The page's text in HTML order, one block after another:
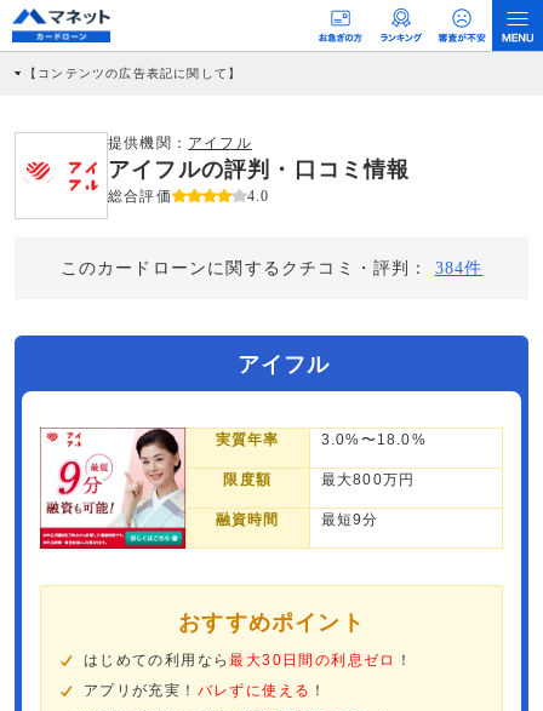
【コンテンツの広告表記に関して】
社に対して企業から紹介報酬が支払われるという収益モデルです。 ただし、特定の
商品を根拠なくPRするものではなく、当編集部の調査／ユーザーへの口コミ収集な
どに基づき、公平性を担保した情報提供を行っています。
>提携企業一覧
提供機関： アイフル
アイフルの評判・口コミ情報
総合評価 4.0
このカードローンに関するクチコミ・評判： 384件
アイフル
実質年率 3.0%〜18.0%
限度額 最大800万円
融資時間 最短9分
おすすめポイント
はじめての利用なら最大30日間の利息ゼロ
！
アプリが充実！ バレずに使える ！